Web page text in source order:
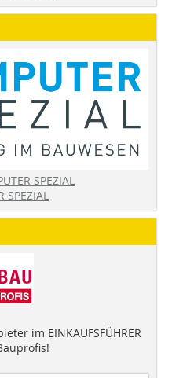
SPEZIAL
SPEZIAL
im EINKAUFSFÜHRER